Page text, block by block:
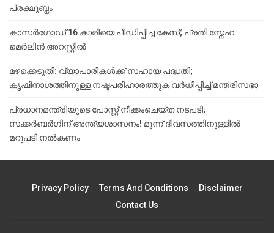
പ്രക്ഷുബ്ധം
കാസർഗോഡ് 16 കാരിയെ പീഡിപ്പിച്ച കേസ്; പ്രതി സ്നേഹ
മെർലിൻ അറസ്റ്റിൽ
മഴക്കെടുതി: വ്യാപാരികൾക്ക് സഹായ പദ്ധതി;
കൃഷിനാശത്തിനുള്ള നഷ്ടപരിഹാരത്തുക വർ‌ധിപ്പിച്ച് മന്ത്രിസഭാ
പ്രധാനമന്ത്രിയുടെ പോസ്റ്റ് നീക്കംചെയ്ത നടപടി;
സക്കർബർഗിന് അന്ത്യശാസനം! മൂന്ന് ദിവസത്തിനുള്ളില്‍
മറുപടി നല്‍കണം
Privacy Policy Terms And Conditions
Disclaimer
Contact Us